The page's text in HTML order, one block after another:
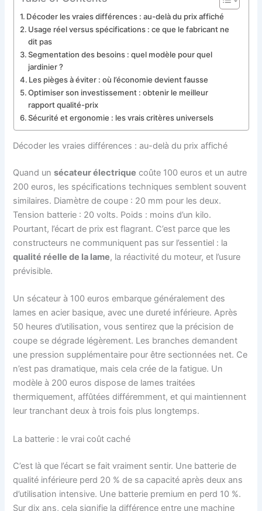
Décoder les vraies différences : au-delà du prix affiché
Usage réel versus spécifications : ce que le fabricant ne
dit pas
Segmentation des besoins : quel modèle pour quel
jardinier ?
Les pièges à éviter : où l’économie devient fausse
Optimiser son investissement : obtenir le meilleur
rapport qualité-prix
Sécurité et ergonomie : les vrais critères universels
Décoder les vraies différences : au-delà du prix affiché
Quand unsécateur électrique coûte 100 euros et un autre
200 euros, les spécifications techniques semblent souvent
similaires. Diamètre de coupe : 20 mm pour les deux.
Tension batterie : 20 volts. Poids : moins d’un kilo.
Pourtant, l’écart de prix est flagrant. C’est parce que les
constructeurs ne communiquent pas sur l’essentiel : la
qualité réelle de la lame, la réactivité du moteur, et l’usure
prévisible.
Un sécateur à 100 euros embarque généralement des
lames en acier basique, avec une dureté inférieure. Après
50 heures d’utilisation, vous sentirez que la précision de
coupe se dégrade légèrement. Les branches demandent
une pression supplémentaire pour être sectionnées net. Ce
n’est pas dramatique, mais cela crée de la fatigue. Un
modèle à 200 euros dispose de lames traitées
thermiquement, affûtées différemment, et qui maintiennent
leur tranchant deux à trois fois plus longtemps.
La batterie : le vrai coût caché
C’est là que l’écart se fait vraiment sentir. Une batterie de
qualité inférieure perd 20 % de sa capacité après deux ans
d’utilisation intensive. Une batterie premium en perd 10 %.
Sur dix ans, cela signifie la différence entre une machine